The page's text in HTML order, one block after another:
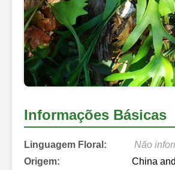
Informações Básicas
Linguagem Floral:
Não
Origem:
China